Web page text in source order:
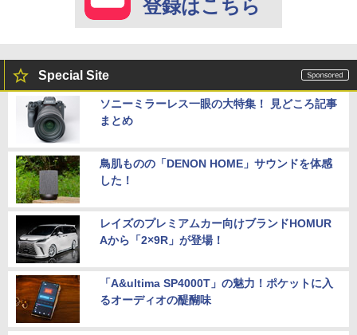
登録はこちら
Special Site
ソニーミラーレス一眼の大特集！ 見どころ記事
まとめ
鳥肌ものの「DENON HOME」サウンドを体感
した！
レイズのプレミアムカー向けブランドHOMUR
Aから「2×9R」が登場！
「A&ultima SP4000T」の魅力！ポケットに入
るオーディオの醍醐味